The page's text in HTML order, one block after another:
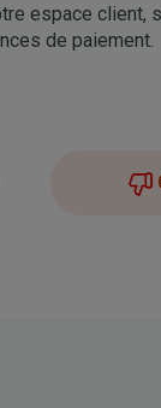
espace client,
de paiement.